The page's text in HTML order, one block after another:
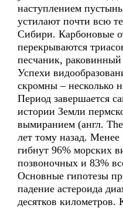
наступлением
устилают почти всю
Сибири. Карбоновые
перекрываются
песчаник, раковинный
Успехи
скромны – несколько
Период завершается
истории Земли
вымиранием (англ.
лет тому назад. Менее
гибнут 96% морских
позвоночных и 83%
Основные гипотезы
падение астероида
десятков километров.